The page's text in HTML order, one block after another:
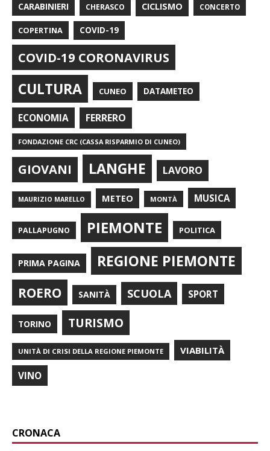
CARABINIERI CHERASCO CICLISMO CONCERTO
COPERTINA COVID-19
COVID-19 CORONAVIRUS
CULTURA CUNEO DATAMETEO
ECONOMIA FERRERO
FONDAZIONE CRC (CASSA RISPARMIO DI CUNEO)
GIOVANI LANGHE LAVORO
MAURIZIO MARELLO METEO MONTÀ MUSICA
PALLAPUGNO PIEMONTE POLITICA
PRIMA PAGINA REGIONE PIEMONTE
ROERO SANITÀ SCUOLA SPORT
TORINO TURISMO
UNITÀ DI CRISI DELLA REGIONE PIEMONTE VIABILITÀ
VINO
CRONACA